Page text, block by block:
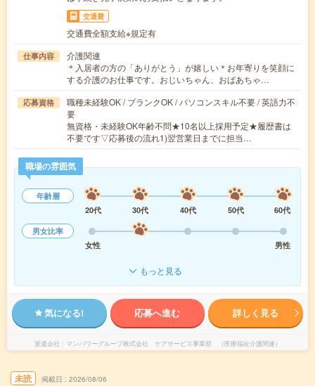
交通費
交通費全額支給※規定有
仕事内容
介護関連
＊入居者の方の「ありがとう」が嬉しい＊お年寄りを笑顔に
する介護のお仕事です。おじいちゃん、おばあちゃ…
応募資格
職種未経験OK / ブランクOK / パソコンスキル不要 / 英語力不
要
無資格・未経験OK年齢不問★10名以上採用予定★履歴書は
不要です▽応募後の流れ1)翌営業日までに担当…
職場の雰囲気
年齢層
20代
30代 40代 50代
60代
男女比率
女性
男性
もっと見る
気になる! 応募へ進む 詳しく見る
派遣会社 マンパワーグループ株式会社 ケアサービス事業部 （医療福祉介護関連）
未読 掲載日 2026/08/06